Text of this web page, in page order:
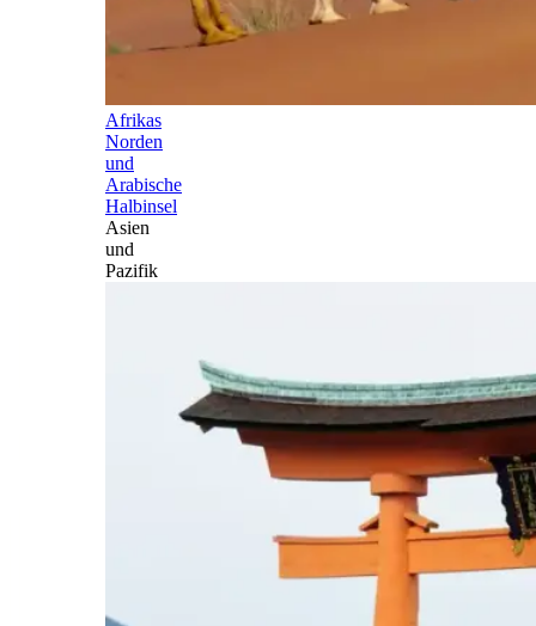
Afrikas
Norden
und
Arabische
Halbinsel
Asien
und
Pazifik